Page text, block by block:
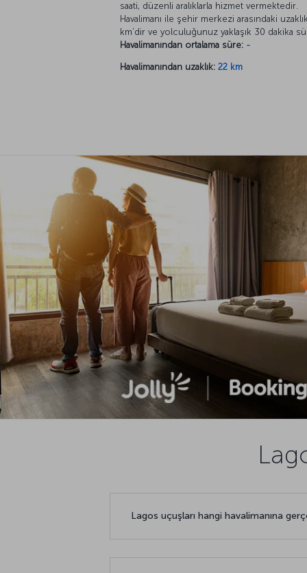
saati, düzenli aralıklarla hizmet vermektedir.
Havalimanı ile şehir merkezi arasındaki
km’dir ve yolculuğunuz yaklaşık 30 dakika
Havalimanından ortalama süre: -
Havalimanından uzaklık: 22 km
Lagos uçuşları hangi havalimanına